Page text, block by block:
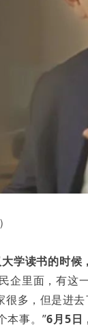
学读书的时候
民企里面，有这
多，但是进
本事。”6月5日